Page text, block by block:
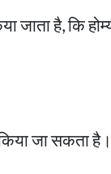
जाता है, कि
जा सकता है।